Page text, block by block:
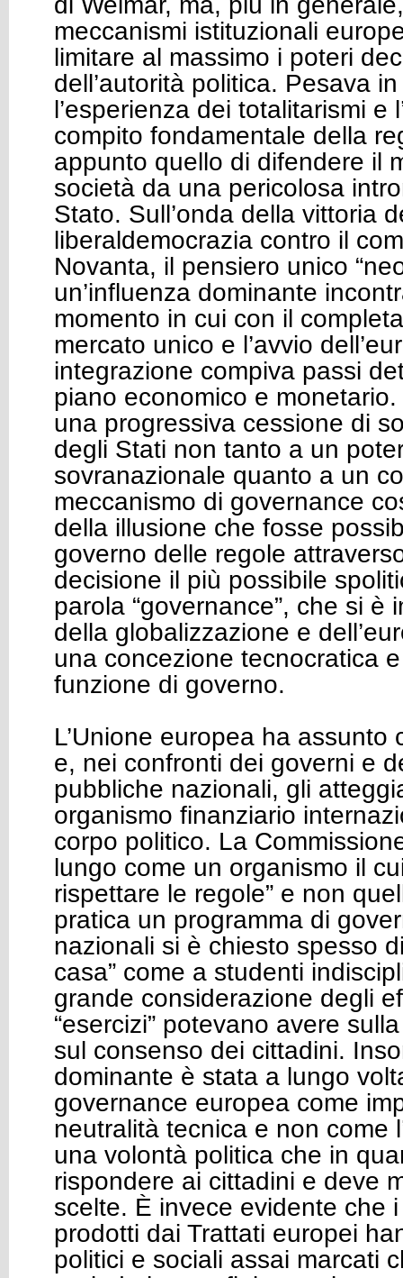
meccanismi istituzionali
limitare al massimo i poteri
dell’autorità politica. Pesava
l’esperienza dei totalitarismi e
compito fondamentale della
appunto quello di difendere il
società da una pericolosa
Stato. Sull’onda della vittoria
liberaldemocrazia contro il
Novanta, il pensiero unico
un’influenza dominante
momento in cui con il
mercato unico e l’avvio
integrazione compiva passi
piano economico e
una progressiva cessione di
degli Stati non tanto a un
sovranazionale quanto a un
meccanismo di governance
della illusione che fosse
governo delle regole
decisione il più possibile
parola “governance”, che si è
della globalizzazione e
una concezione tecnocratica
funzione di governo.
L’Unione europea ha assunto
e, nei confronti dei governi e
pubbliche nazionali, gli
organismo finanziario
corpo politico. La
lungo come un organismo il
rispettare le regole” e non
pratica un programma di
nazionali si è chiesto spesso
casa” come a studenti
grande considerazione degli
“esercizi” potevano avere
sul consenso dei cittadini.
dominante è stata a lungo
governance europea come
neutralità tecnica e non come
una volontà politica che in
rispondere ai cittadini e deve
scelte. È invece evidente che
prodotti dai Trattati europei
politici e sociali assai marcati